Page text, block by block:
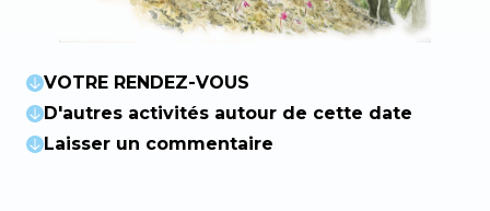
VOTRE RENDEZ-VOUS
D'autres activités autour de cette date
Laisser un commentaire